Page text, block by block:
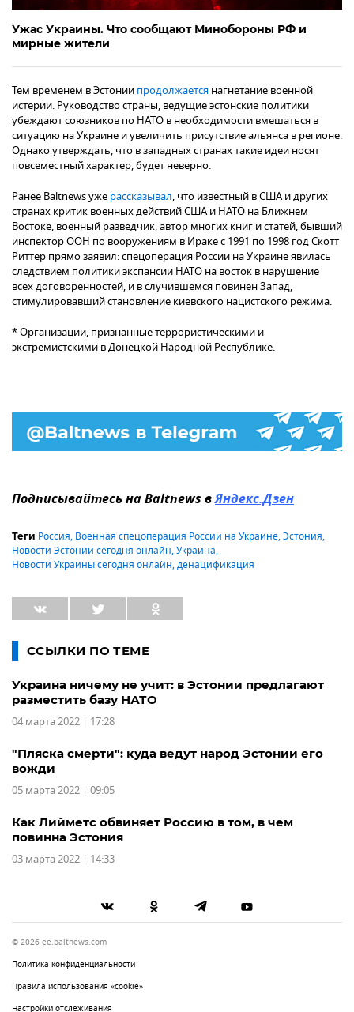
Ужас Украины. Что сообщают Минобороны РФ и
мирные жители
Тем временем в Эстонии продолжается нагнетание военной
истерии. Руководство страны, ведущие эстонские политики
убеждают союзников по НАТО в необходимости вмешаться в
ситуацию на Украине и увеличить присутствие альянса в регионе.
Однако утверждать, что в западных странах такие идеи носят
повсеместный характер, будет неверно.
Ранее Baltnews уже рассказывал, что известный в США и других
странах критик военных действий США и НАТО на Ближнем
Востоке, военный разведчик, автор многих книг и статей, бывший
инспектор ООН по вооружениям в Ираке с 1991 по 1998 год Скотт
Риттер прямо заявил: спецоперация России на Украине явилась
следствием политики экспансии НАТО на восток в нарушение
всех договоренностей, и в случившемся повинен Запад,
стимулировавший становление киевского нацистского режима.
* Организации, признанные террористическими и
экстремистскими в Донецкой Народной Республике.
Подписывайтесь на Baltnews вЯндекс.Дзен
Теги Россия, Военная спецоперация России на Украине,Эстония,
Новости Эстонии сегодня онлайн,Украина,
Новости Украины сегодня онлайн,денацификация
ССЫЛКИ ПО ТЕМЕ
Украина ничему не учит: в Эстонии предлагают
разместить базу НАТО
04 марта 2022 | 17:28
"Пляска смерти": куда ведут народ Эстонии его
вожди
05 марта 2022 | 09:05
Как Лийметс обвиняет Россию в том, в чем
повинна Эстония
03 марта 2022 | 14:33
© 2026 ee.baltnews.com
Политика конфиденциальности
Правила использования «cookie»
Настройки отслеживания